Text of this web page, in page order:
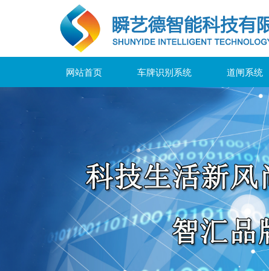
网站首页 车牌识别系统 道闸系统